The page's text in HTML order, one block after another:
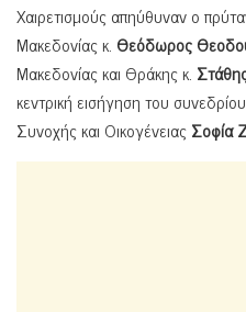
Χαιρετισμούς απηύθυναν ο
Μακεδονίας κ. Θεόδωρος
Μακεδονίας και Θράκης κ.
κεντρική εισήγηση του
Συνοχής και ΟικογένειαςΣοφία